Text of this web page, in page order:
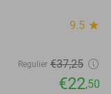
9.5 star
Regulier €37,25
€22,50